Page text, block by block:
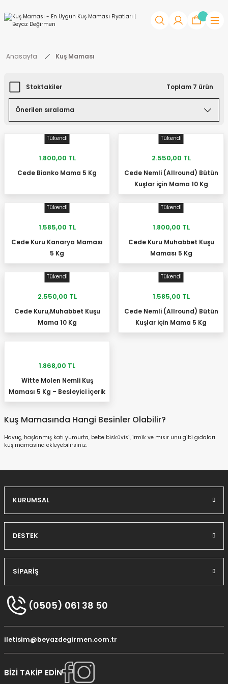
Anasayfa Kuş Maması
Stoktakiler Toplam 7 ürün
Tükendi
1.800,00 TL
Cede Bianko Mama 5 Kg
STOKTA YOK
Tükendi
2.550,00 TL
Cede Nemli (Allround) Bütün
Kuşlar için Mama 10 Kg
STOKTA YOK
Tükendi
1.585,00 TL
Cede Kuru Kanarya Maması
5 Kg
STOKTA YOK
Tükendi
1.800,00 TL
Cede Kuru Muhabbet Kuşu
Maması 5 Kg
STOKTA YOK
Tükendi
2.550,00 TL
Cede Kuru,Muhabbet Kuşu
Mama 10 Kg
STOKTA YOK
Tükendi
1.585,00 TL
Cede Nemli (Allround) Bütün
Kuşlar için Mama 5 Kg
STOKTA YOK
1.868,00 TL
Witte Molen Nemli Kuş
Maması 5 Kg – Besleyici İçerik
SEPETE EKLE
Kuş Mamasında Hangi Besinler Olabilir?
Havuç, haşlanmış katı yumurta, bebe bisküvisi, irmik ve mısır unu gibi gıdaları
kuş mamasına ekleyebilirsiniz.
KURUMSAL
DESTEK
SİPARİŞ
(0505) 061 38 50
iletisim@beyazdegirmen.com.tr
BİZİ TAKİP EDİN